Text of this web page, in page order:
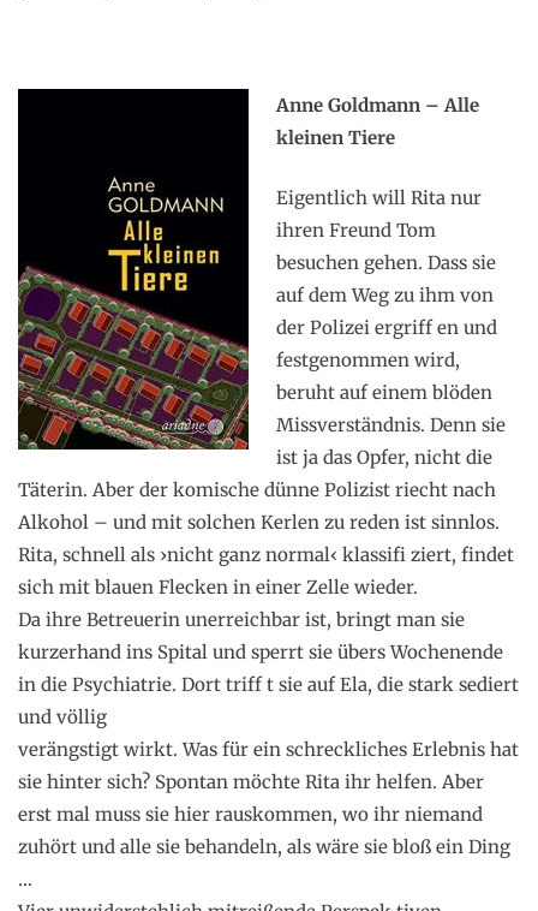
Anne Goldmann – Alle
kleinen Tiere
Eigentlich will Rita nur
ihren Freund Tom
besuchen gehen. Dass sie
auf dem Weg zu ihm von
der Polizei ergriff en und
festgenommen wird,
beruht auf einem blöden
Missverständnis. Denn sie
ist ja das Opfer, nicht die
Täterin. Aber der komische dünne Polizist riecht nach
Alkohol – und mit solchen Kerlen zu reden ist sinnlos.
Rita, schnell als ›nicht ganz normal‹ klassifi ziert, findet
sich mit blauen Flecken in einer Zelle wieder.
Da ihre Betreuerin unerreichbar ist, bringt man sie
kurzerhand ins Spital und sperrt sie übers Wochenende
in die Psychiatrie. Dort triff t sie auf Ela, die stark sediert
und völlig
verängstigt wirkt. Was für ein schreckliches Erlebnis hat
sie hinter sich? Spontan möchte Rita ihr helfen. Aber
erst mal muss sie hier rauskommen, wo ihr niemand
zuhört und alle sie behandeln, als wäre sie bloß ein Ding
…